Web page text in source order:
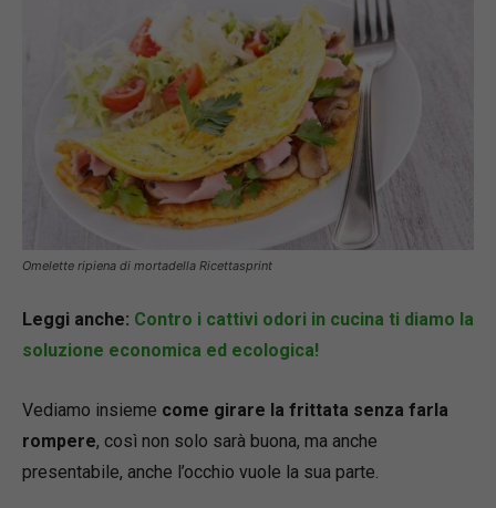
Omelette ripiena di mortadella Ricettasprint
Leggi anche: Contro i cattivi odori in cucina ti diamo la
soluzione economica ed ecologica!
Vediamo insieme come girare la frittata senza farla
rompere, così non solo sarà buona, ma anche
presentabile, anche l’occhio vuole la sua parte.